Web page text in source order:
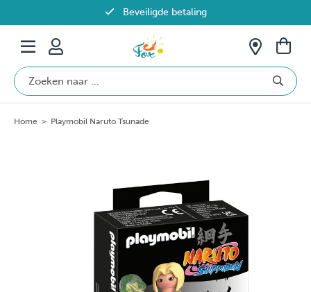
Beveiligde betaling
Gratis verzending vanaf €69 in België
Home > Playmobil Naruto Tsunade